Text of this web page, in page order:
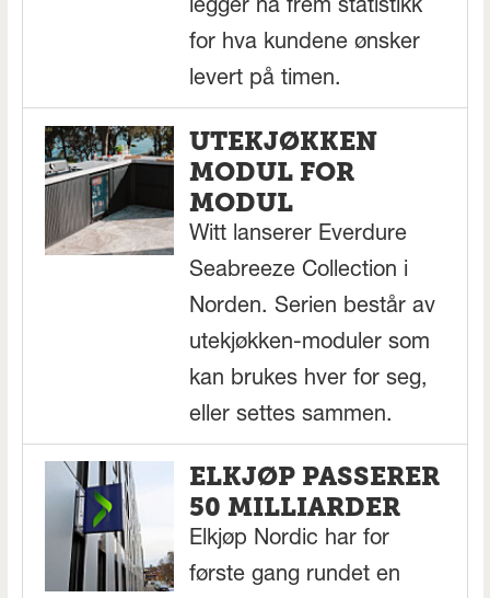
legger nå frem statistikk
for hva kundene ønsker
levert på timen.
UTEKJØKKEN
MODUL FOR
MODUL
Witt lanserer Everdure
Seabreeze Collection i
Norden. Serien består av
utekjøkken-moduler som
kan brukes hver for seg,
eller settes sammen.
ELKJØP PASSERER
50 MILLIARDER
Elkjøp Nordic har for
første gang rundet en